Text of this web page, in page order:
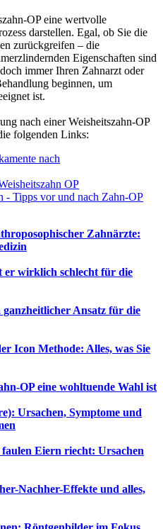
OP eine wertvolle
darstellen. Egal, ob Sie die
zurückgreifen – die
Eigenschaften sind
immer Ihren Zahnarzt oder
beginnen, um
ist.
nach einer Weisheitszahn-OP
folgenden Links:
nach
OP
- Tipps vor und nach Zahn-OP
Zahnärzte:
er wirklich schlecht für die
Ansatz für die
Icon Methode: Alles, was Sie
OP eine wohltuende Wahl ist
Ursachen, Symptome und
Eiern riecht: Ursachen
Nachher-Effekte und alles,